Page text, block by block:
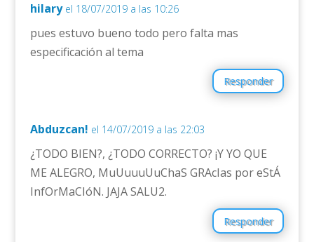
hilary el 18/07/2019 a las 10:26
pues estuvo bueno todo pero falta mas
especificación al tema
Responder
Abduzcan! el 14/07/2019 a las 22:03
¿TODO BIEN?, ¿TODO CORRECTO? ¡Y YO QUE
ME ALEGRO, MuUuuuUuChaS GRAcIas por eStÁ
InfOrMaCIóN. JAJA SALU2.
Responder